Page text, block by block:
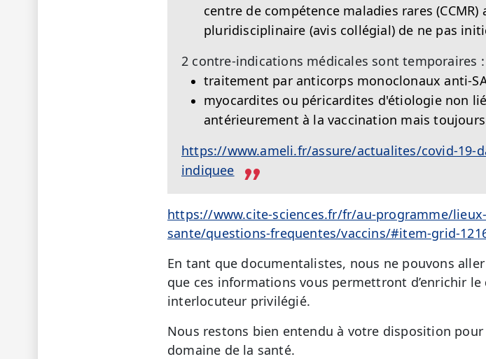
centre de compétence maladies rares
pluridisciplinaire (avis collégial) de ne pas
2 contre-indications médicales sont temporaires :
traitement par anticorps monoclonaux anti-
myocardites ou péricardites d'étiologie non
antérieurement à la vaccination mais
https://www.ameli.fr/assure/actualites/covid-19-
indiquee
https://www.cite-sciences.fr/fr/au-programme/
sante/questions-frequentes/vaccins/#item-grid-
En tant que documentalistes, nous ne pouvons
que ces informations vous permettront d’enrichir
interlocuteur privilégié.
Nous restons bien entendu à votre disposition
domaine de la santé.